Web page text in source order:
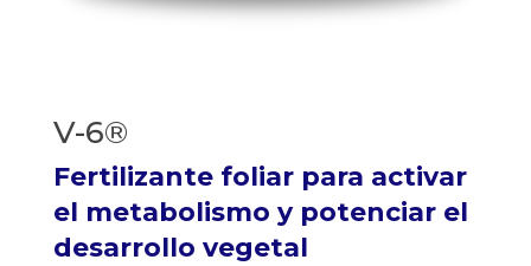
V-6®
Fertilizante foliar para activar
el metabolismo y potenciar el
desarrollo vegetal